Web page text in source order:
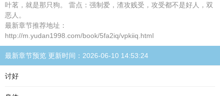
叶茗，就是那只狗。 雷点：强制爱，渣攻贱受，攻受都不是好人，双
恶人。
最新章节推荐地址：
http://m.yudan1998.com/book/5fa2iq/vpkiiq.html
最新章节预览 更新时间：2026-06-10 14:53:24
讨好